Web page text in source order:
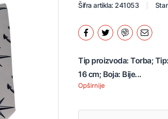
Šifra artikla: 241053
Tip proizvoda: Torba;
16 cm; Boja: Bije...
Opširnije